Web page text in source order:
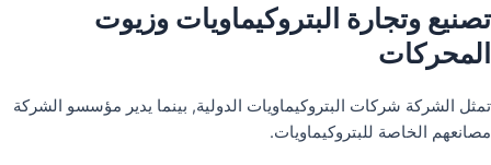
تصنيع وتجارة البتروكيماويات وزيوت
المحركات
تمثل الشركة شركات البتروكيماويات الدولية, بينما يدير مؤسسو الشركة
مصانعهم الخاصة للبتروكيماويات.